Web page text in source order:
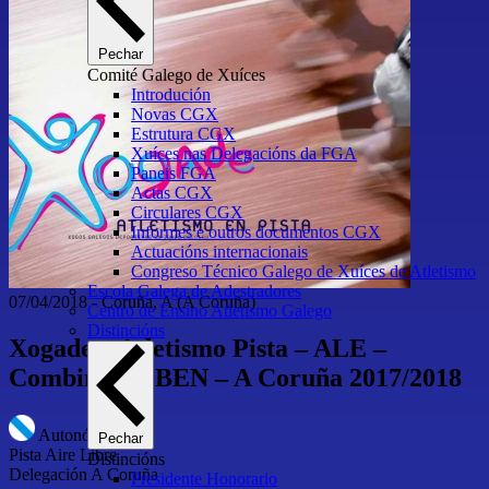
Pechar
Comité Galego de Xuíces
Introdución
Novas CGX
Estrutura CGX
Xuíces nas Delegacións da FGA
Paneis FGA
Actas CGX
Circulares CGX
Informes e outros documentos CGX
Actuacións internacionais
Congreso Técnico Galego de Xuíces de Atletismo
Escola Galega de Adestradores
Centro de Ensino Atletismo Galego
Distincións
Pechar
Distincións
Presidente Honorario
07/04/2018-Coruña, A(A Coruña)
Xogade – Atletismo Pista – ALE –
Combinadas BEN – A Coruña 2017/2018
Autonómico
Pista Aire Libre
Delegación A Coruña